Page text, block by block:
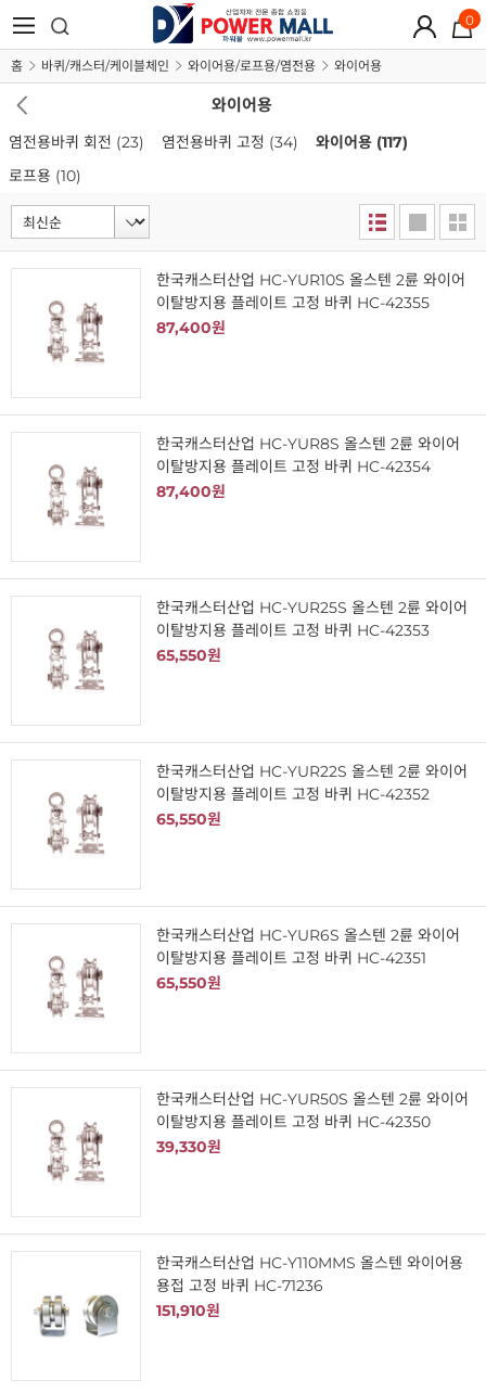
0
홈 바퀴/캐스터/케이블체인 와이어용/로프용/염전용 와이어용
와이어용
염전용바퀴 회전 (23) 염전용바퀴 고정 (34) 와이어용 (117)
로프용 (10)
한국캐스터산업 HC-YUR10S 올스텐 2륜 와이어
이탈방지용 플레이트 고정 바퀴 HC-42355
87,400원
한국캐스터산업 HC-YUR8S 올스텐 2륜 와이어
이탈방지용 플레이트 고정 바퀴 HC-42354
87,400원
한국캐스터산업 HC-YUR25S 올스텐 2륜 와이어
이탈방지용 플레이트 고정 바퀴 HC-42353
65,550원
한국캐스터산업 HC-YUR22S 올스텐 2륜 와이어
이탈방지용 플레이트 고정 바퀴 HC-42352
65,550원
한국캐스터산업 HC-YUR6S 올스텐 2륜 와이어
이탈방지용 플레이트 고정 바퀴 HC-42351
65,550원
한국캐스터산업 HC-YUR50S 올스텐 2륜 와이어
이탈방지용 플레이트 고정 바퀴 HC-42350
39,330원
한국캐스터산업 HC-Y110MMS 올스텐 와이어용
용접 고정 바퀴 HC-71236
151,910원